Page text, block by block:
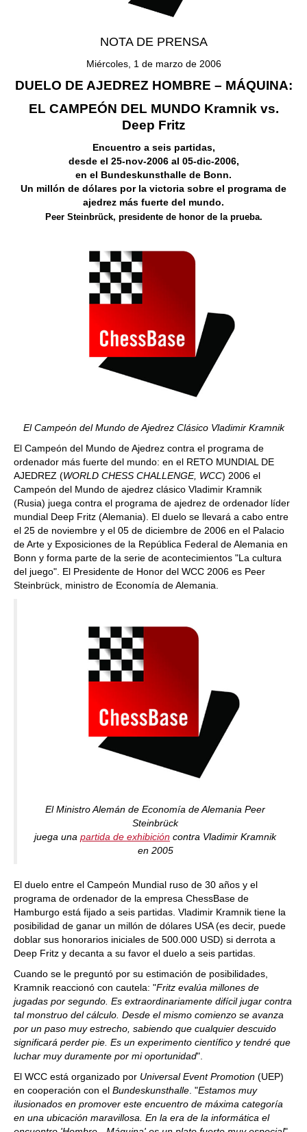
NOTA DE PRENSA
Miércoles, 1 de marzo de 2006
DUELO DE AJEDREZ HOMBRE – MÁQUINA:
EL CAMPEÓN DEL MUNDO Kramnik vs.
Deep Fritz
Encuentro a seis partidas,
desde el 25-nov-2006 al 05-dic-2006,
en el Bundeskunsthalle de Bonn.
Un millón de dólares por la victoria sobre el programa de
ajedrez más fuerte del mundo.
Peer Steinbrück, presidente de honor de la prueba.
El Campeón del Mundo de Ajedrez Clásico Vladimir Kramnik
El Campeón del Mundo de Ajedrez contra el programa de
ordenador más fuerte del mundo: en el RETO MUNDIAL DE
AJEDREZ (WORLD CHESS CHALLENGE, WCC) 2006 el
Campeón del Mundo de ajedrez clásico Vladimir Kramnik
(Rusia) juega contra el programa de ajedrez de ordenador líder
mundial Deep Fritz (Alemania). El duelo se llevará a cabo entre
el 25 de noviembre y el 05 de diciembre de 2006 en el Palacio
de Arte y Exposiciones de la República Federal de Alemania en
Bonn y forma parte de la serie de acontecimientos "La cultura
del juego". El Presidente de Honor del WCC 2006 es Peer
Steinbrück, ministro de Economía de Alemania.
El Ministro Alemán de Economía de Alemania Peer
Steinbrück
juega una partida de exhibición contra Vladimir Kramnik
en 2005
El duelo entre el Campeón Mundial ruso de 30 años y el
programa de ordenador de la empresa ChessBase de
Hamburgo está fijado a seis partidas. Vladimir Kramnik tiene la
posibilidad de ganar un millón de dólares USA (es decir, puede
doblar sus honorarios iniciales de 500.000 USD) si derrota a
Deep Fritz y decanta a su favor el duelo a seis partidas.
Cuando se le preguntó por su estimación de posibilidades,
Kramnik reaccionó con cautela: "Fritz evalúa millones de
jugadas por segundo. Es extraordinariamente difícil jugar contra
tal monstruo del cálculo. Desde el mismo comienzo se avanza
por un paso muy estrecho, sabiendo que cualquier descuido
significará perder pie. Es un experimento científico y tendré que
luchar muy duramente por mi oportunidad".
El WCC está organizado por Universal Event Promotion (UEP)
en cooperación con el Bundeskunsthalle. "Estamos muy
ilusionados en promover este encuentro de máxima categoría
en una ubicación maravillosa. En la era de la informática el